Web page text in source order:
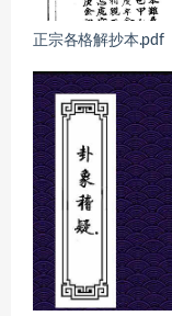
正宗各格解抄本.pdf